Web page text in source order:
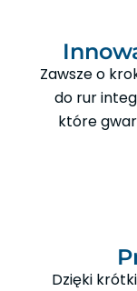
Zawsze o
do rur
które
Dzięki